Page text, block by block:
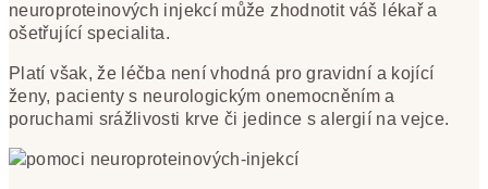
neuroproteinových injekcí může zhodnotit váš lékař a
ošetřující specialita.
Platí však, že léčba není vhodná pro gravidní a kojící
ženy, pacienty s neurologickým onemocněním a
poruchami srážlivosti krve či jedince s alergií na vejce.